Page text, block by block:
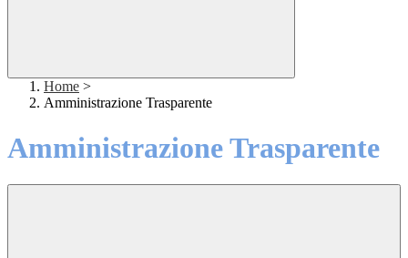
Home >
Amministrazione Trasparente
Amministrazione Trasparente